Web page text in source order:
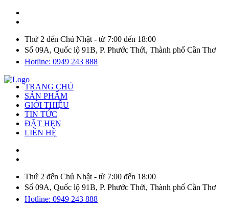
Thứ 2 đến Chủ Nhật - từ 7:00 đến 18:00
Số 09A, Quốc lộ 91B, P. Phước Thới, Thành phố Cần Thơ
Hotline: 0949 243 888
TRANG CHỦ
SẢN PHẨM
GIỚI THIỆU
TIN TỨC
ĐẶT HẸN
LIÊN HỆ
Thứ 2 đến Chủ Nhật - từ 7:00 đến 18:00
Số 09A, Quốc lộ 91B, P. Phước Thới, Thành phố Cần Thơ
Hotline: 0949 243 888